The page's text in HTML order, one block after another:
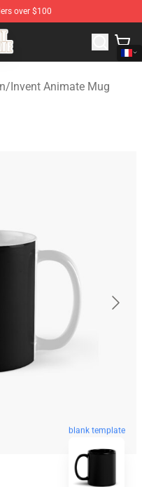
over $100
Invent Animate
/Invent Animate Mug
blank template